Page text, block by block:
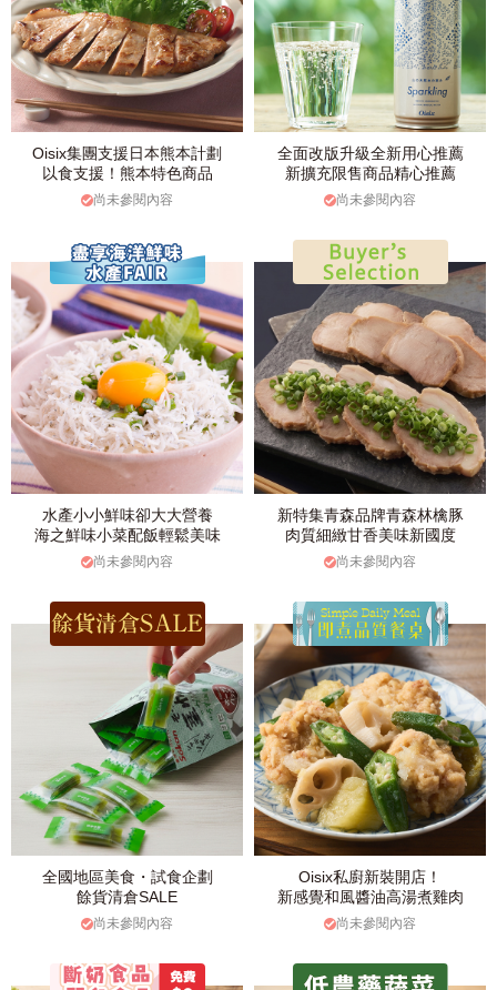
Oisix集團支援日本熊本計劃
以食支援！熊本特色商品
尚未參閱內容
全面改版升級全新用心推薦
新擴充限售商品精心推薦
尚未參閱內容
水產小小鮮味卻大大營養
海之鮮味小菜配飯輕鬆美味
尚未參閱內容
新特集青森品牌青森林檎豚
肉質細緻甘香美味新國度
尚未參閱內容
全國地區美食・試食企劃
餘貨清倉SALE
尚未參閱內容
Oisix私廚新裝開店！
新感覺和風醬油高湯煮雞肉
尚未參閱內容